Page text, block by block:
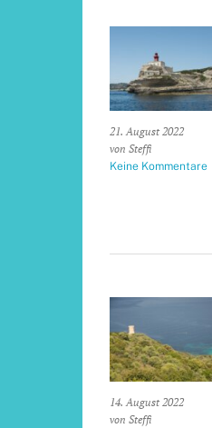
21. August 2022
von Steffi
Keine Kommentare
14. August 2022
von Steffi